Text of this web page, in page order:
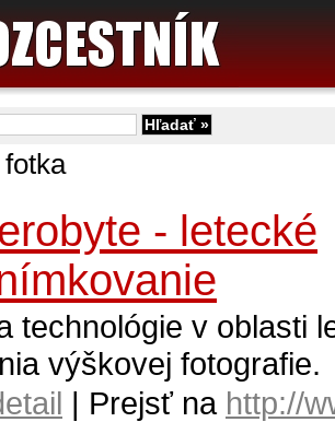
fotka
- letecké
technológie v oblasti
výškovej fotografie.
| Prejsť na http://